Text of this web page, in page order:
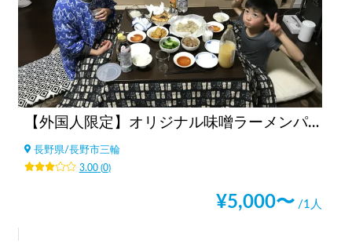
【外国人限定】オリジナル味噌ラーメンパーティ
長野県/長野市三輪
3.00(0)
¥5,000〜 /1人